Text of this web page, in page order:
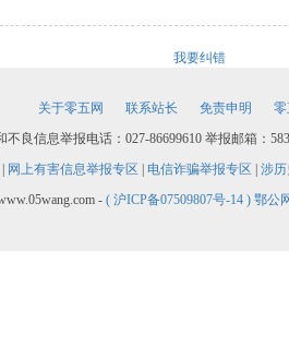
我要纠错
关于零五网 联系站长 免责申明
零
不良信息举报电话：027-86699610 举报邮箱：
网上有害信息举报专区 电信诈骗举报专区 涉
- ( 沪ICP备07509807号-14 ) 鄂公